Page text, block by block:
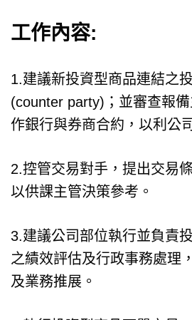
工作內容:
1.建議新投資型商品連結之
(counter party)；並審查報
作銀行與券商合約，以利公
2.控管交易對手，提出交易
以供課主管決策參考。
3.建議公司部位執行並負責
之績效評估及行政事務處理
及業務推展。